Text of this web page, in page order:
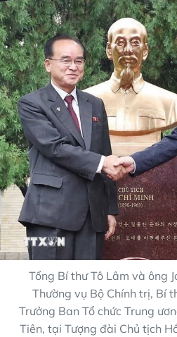
Tổng Bí thư Tô Lâm và ông
Thường vụ Bộ Chính trị, Bí
Trưởng Ban Tổ chức Trung
Tiên, tại Tượng đài Chủ tịch